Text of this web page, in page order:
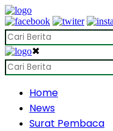
✖
Home
News
Surat Pembaca